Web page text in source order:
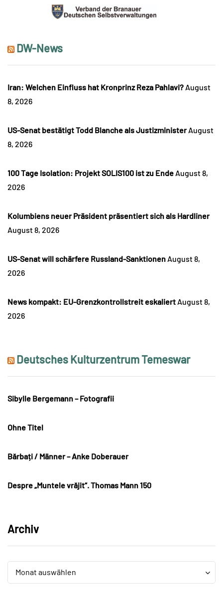
DW-News
Iran: Welchen Einfluss hat Kronprinz Reza Pahlavi? August
8, 2026
US-Senat bestätigt Todd Blanche als Justizminister August
8, 2026
100 Tage Isolation: Projekt SOLIS100 ist zu Ende August 8,
2026
Kolumbiens neuer Präsident präsentiert sich als Hardliner
August 8, 2026
US-Senat will schärfere Russland-Sanktionen August 8,
2026
News kompakt: EU-Grenzkontrollstreit eskaliert August 8,
2026
Deutsches Kulturzentrum Temeswar
Sibylle Bergemann – Fotografii
Ohne Titel
Bărbați / Männer – Anke Doberauer
Despre „Muntele vrăjit“. Thomas Mann 150
Archiv
Monat auswählen
Archiv